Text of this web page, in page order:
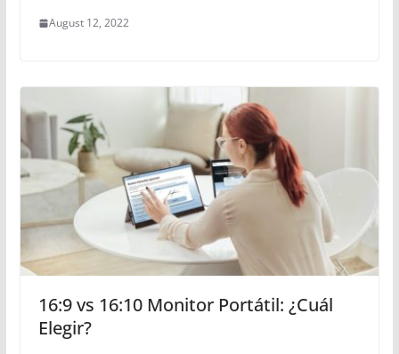
August 12, 2022
16:9 vs 16:10 Monitor Portátil: ¿Cuál
Elegir?